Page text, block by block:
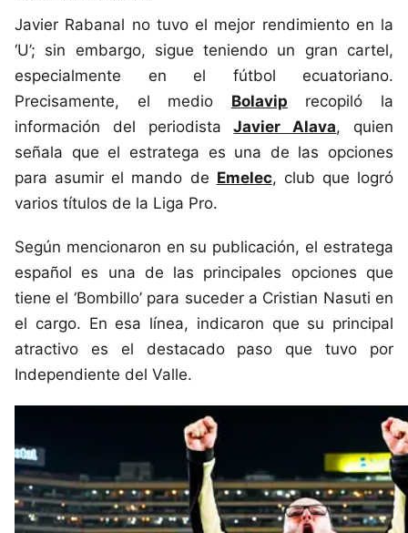
Javier Rabanal no tuvo el mejor rendimiento en la
‘U’; sin embargo, sigue teniendo un gran cartel,
especialmente en el fútbol ecuatoriano.
Precisamente, el medio Bolavip recopiló la
información del periodistaJavier Alava, quien
señala que el estratega es una de las opciones
para asumir el mando de Emelec, club que logró
varios títulos de la Liga Pro.
Según mencionaron en su publicación, el estratega
español es una de las principales opciones que
tiene el ‘Bombillo’ para suceder a Cristian Nasuti en
el cargo. En esa línea, indicaron que su principal
atractivo es el destacado paso que tuvo por
Independiente del Valle.